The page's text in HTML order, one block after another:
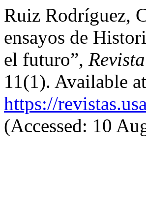
Ruiz Rodríguez,
ensayos de
el futuro”,
11(1). Available
https://
(Accessed: 10